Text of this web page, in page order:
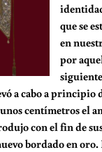
que se
en
por
siguiente
a cabo a principio
centímetros el
con el fin de
bordado en